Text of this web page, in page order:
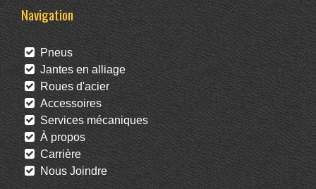
Navigation
Pneus
Jantes en alliage
Roues d'acier
Accessoires
Services mécaniques
À propos
Carrière
Nous Joindre